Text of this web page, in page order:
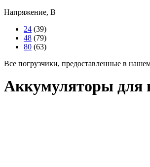
Напряжение, В
24 (39)
48 (79)
80 (63)
Все погрузчики, предоставленные в
Аккумуляторы для